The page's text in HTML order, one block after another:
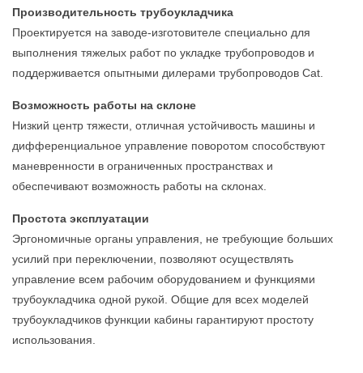
Производительность трубоукладчика
Проектируется на заводе-изготовителе специально для
выполнения тяжелых работ по укладке трубопроводов и
поддерживается опытными дилерами трубопроводов Cat.
Возможность работы на склоне
Низкий центр тяжести, отличная устойчивость машины и
дифференциальное управление поворотом способствуют
маневренности в ограниченных пространствах и
обеспечивают возможность работы на склонах.
Простота эксплуатации
Эргономичные органы управления, не требующие больших
усилий при переключении, позволяют осуществлять
управление всем рабочим оборудованием и функциями
трубоукладчика одной рукой. Общие для всех моделей
трубоукладчиков функции кабины гарантируют простоту
использования.